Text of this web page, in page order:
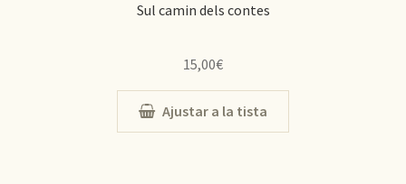
Sul camin dels contes
15,00€
Ajustar a la tista